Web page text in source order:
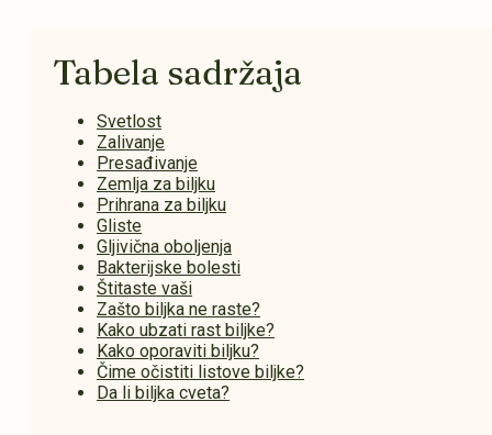
Tabela sadržaja
Svetlost
Zalivanje
Presađivanje
Zemlja za biljku
Prihrana za biljku
Gliste
Gljivična oboljenja
Bakterijske bolesti
Štitaste vaši
Zašto biljka ne raste?
Kako ubzati rast biljke?
Kako oporaviti biljku?
Čime očistiti listove biljke?
Da li biljka cveta?